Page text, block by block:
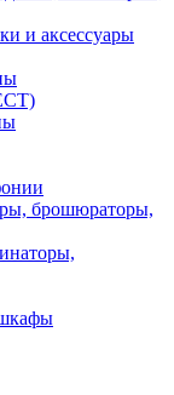
и аксессуары
брошюраторы,